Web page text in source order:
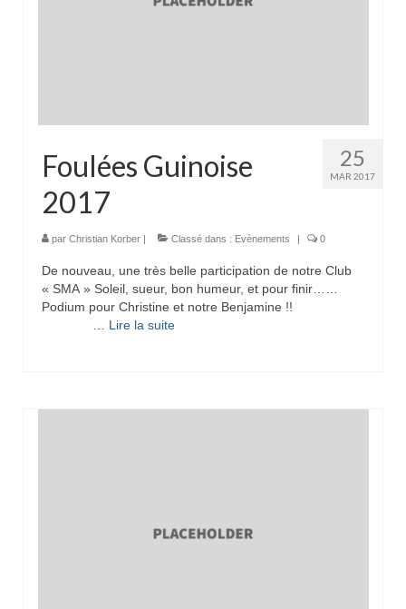
25
MAR 2017
Foulées Guinoise
2017
par Christian Korber | Classé dans : Evènements | 0
De nouveau, une très belle participation de notre Club
« SMA » Soleil, sueur, bon humeur, et pour finir……
Podium pour Christine et notre Benjamine !!
Lire la suite­­